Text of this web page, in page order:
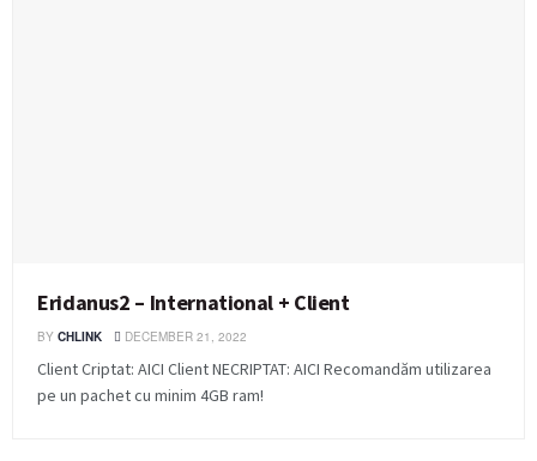
Eridanus2 – International + Client
BY CHLINK DECEMBER 21, 2022
Client Criptat: AICI Client NECRIPTAT: AICI Recomandăm utilizarea
pe un pachet cu minim 4GB ram!